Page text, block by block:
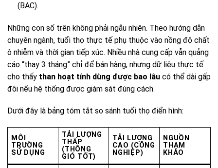
(BAC).
Những con số trên không phải ngẫu nhiên. Theo hướng dẫn
chuyên ngành, tuổi thọ thực tế phụ thuộc vào nồng độ chất
ô nhiễm và thời gian tiếp xúc. Nhiều nhà cung cấp vẫn quảng
cáo “thay 3 tháng” chỉ để bán hàng, nhưng dữ liệu thực tế
cho thấy than hoạt tính dùng được bao lâu có thể dài gấp
đôi nếu hệ thống được giám sát đúng cách.
Dưới đây là bảng tóm tắt so sánh tuổi thọ điển hình:
MÔI
TRƯỜNG
SỬ DỤNG
TẢI LƯỢNG
THẤP
(THÔNG
GIÓ TỐT)
TẢI LƯỢNG
CAO (CÔNG
NGHIỆP)
NGUỒN
THAM
KHẢO